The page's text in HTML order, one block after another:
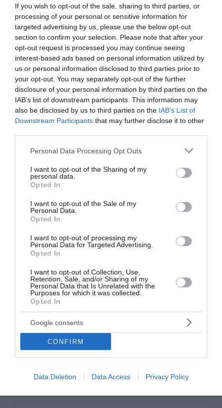
If you wish to opt-out of the sale, sharing to third parties, or
processing of your personal or sensitive information for
targeted advertising by us, please use the below opt-out
section to confirm your selection. Please note that after your
opt-out request is processed you may continue seeing
interest-based ads based on personal information utilized by
us or personal information disclosed to third parties prior to
your opt-out. You may separately opt-out of the further
disclosure of your personal information by third parties on the
IAB’s list of downstream participants. This information may
also be disclosed by us to third parties on the IAB’s List of
Downstream Participants that may further disclose it to other
Please note that this website/app uses one or more Google
not limited to your visit or usage behaviour. You may click to
grant or deny consent to Google and its third-party tags to
use your data for below specified purposes in below Google
consent section.
Personal Data Processing Opt Outs
I want to opt-out of the Sharing of my
personal data.
Opted In
I want to opt-out of the Sale of my
Personal Data.
Opted In
I want to opt-out of processing my
Personal Data for Targeted Advertising.
Opted In
I want to opt-out of Collection, Use,
Retention, Sale, and/or Sharing of my
Personal Data that Is Unrelated with the
Purposes for which it was collected.
Opted In
Google consents
CONFIRM
Data Deletion Data Access Privacy Policy
Τασούλας στη Σύνοδο Τριών Θαλασσών: Η Ελλάδα
βασική πύλη ενέργειας προς τον Βορρά
Ο Ανδρουλάκης προτείνει τετραήμερη εργασία:
«Μείωση των ωρών, χωρίς μείωση μισθού»
Φλωρίδης για το περιστατικό με τον 89χρονο:
Περιμένουμε πρόταση της ΕΛ.ΑΣ. προκειμένου να
αυξηθούν τα μέτρα
στο Google News
και μάθετε πρώτοι όλες τις
ειδήσεις
Εορτολόγιο: Ποιοι γιορτάζουν σήμερα
Ραμνούντος στο Γραμματικό (Photos)
Γιατί δεν υπήρχαν μικροσκοπικοί δεινόσαυροι;
Λατινοπούλου: «Η τρομακτική εισβολή στη Θέουτα
αναδεικνύει και την ανυπαρξία της Ε.Ε.»
Voucher για smartphones: Το ποσό, οι συσκευές, οι
δικαιούχοι και η διαδικασία
Φωτιά σε Αττική και Βοιωτία: Οι φλόγες απελευθέρωσαν